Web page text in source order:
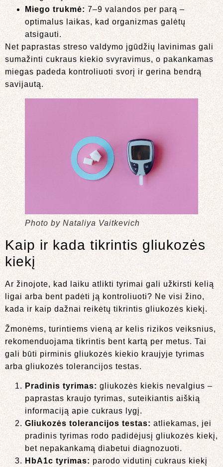
Miego trukmė: 7–9 valandos per parą –
optimalus laikas, kad organizmas galėtų
atsigauti.
Net paprastas streso valdymo įgūdžių lavinimas gali
sumažinti cukraus kiekio svyravimus, o pakankamas
miegas padeda kontroliuoti svorį ir gerina bendrą
savijautą.
Photo by Nataliya Vaitkevich
Kaip ir kada tikrintis gliukozės
kiekį
Ar žinojote, kad laiku atlikti tyrimai gali užkirsti kelią
ligai arba bent padėti ją kontroliuoti? Ne visi žino,
kada ir kaip dažnai reikėtų tikrintis gliukozės kiekį.
Žmonėms, turintiems vieną ar kelis rizikos veiksnius,
rekomenduojama tikrintis bent kartą per metus. Tai
gali būti pirminis gliukozės kiekio kraujyje tyrimas
arba gliukozės tolerancijos testas.
Pradinis tyrimas: gliukozės kiekis nevalgius –
paprastas kraujo tyrimas, suteikiantis aiškią
informaciją apie cukraus lygį.
Gliukozės tolerancijos testas: atliekamas, jei
pradinis tyrimas rodo padidėjusį gliukozės kiekį,
bet nepakankamą diabetui diagnozuoti.
HbA1c tyrimas: parodo vidutinį cukraus kiekį